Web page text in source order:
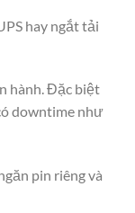
hay ngắt tải
hành. Đặc biệt
downtime như
pin riêng và